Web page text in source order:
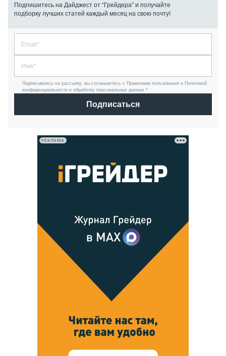
Подпишитесь на Дайджест от “Грейдера” и получайте
подборку лучших статей каждый месяц на свою почту!
Подписываясь на рассылку, вы соглашаетесь с Правилами пользования и Политикой
конфиденциальности и обработку персональных данных *
Подписаться
РЕКЛАМА